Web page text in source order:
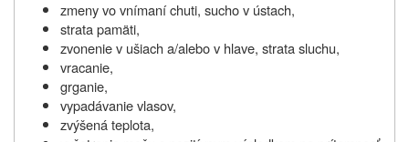
zmeny vo vnímaní chuti, sucho v ústach,
strata pamäti,
zvonenie v ušiach a/alebo v hlave, strata sluchu,
vracanie,
grganie,
vypadávanie vlasov,
zvýšená teplota,